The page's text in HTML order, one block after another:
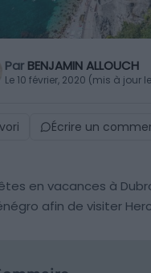
Par BENJAMIN ALLOUCH
Le 10 février, 2020 (mis à jour
Écrire un
en vacances à
afin de visiter